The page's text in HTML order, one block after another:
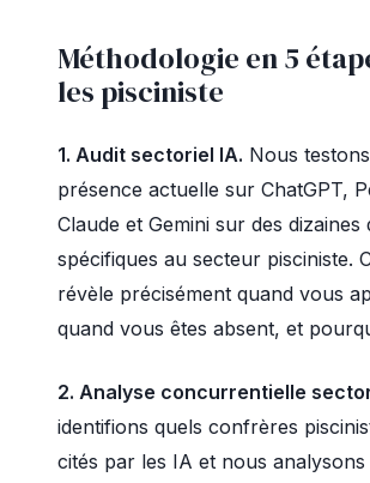
Méthodologie en 5
les pisciniste
1. Audit sectoriel IA. Nous
présence actuelle sur ChatGPT,
Claude et Gemini sur des dizaines
spécifiques au secteur pisciniste.
révèle précisément quand vous
quand vous êtes absent, et
2. Analyse concurrentielle
identifions quels confrères
cités par les IA et nous analysons